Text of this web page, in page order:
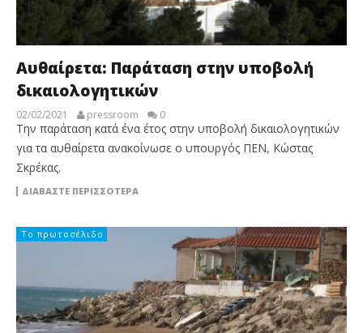
Αυθαίρετα: Παράταση στην υποβολή
δικαιολογητικών
02/02/2021 pressroom 0
Την παράταση κατά ένα έτος στην υποβολή δικαιολογητικών
για τα αυθαίρετα ανακοίνωσε ο υπουργός ΠΕΝ, Κώστας
Σκρέκας.
ΔΙΑΒΆΣΤΕ ΠΕΡΙΣΣΌΤΕΡΑ
Το πρωτοσέλιδο